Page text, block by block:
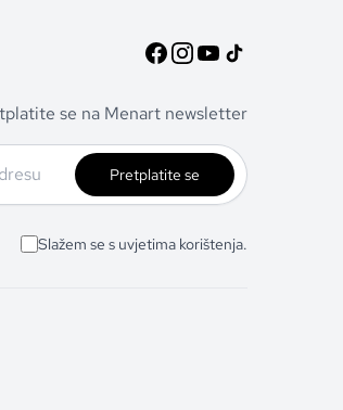
se na Menart newsletter
Pretplatite se
Slažem se s uvjetima korištenja.